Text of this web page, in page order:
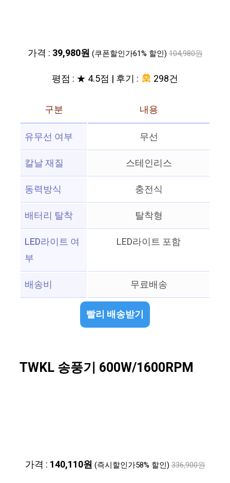
가격 : 39,980원 (쿠폰할인가61% 할인) 104,980원
평점 : ★ 4.5점 | 후기 : 298건
구분
내용
유무선 여부
무선
칼날 재질
스테인리스
동력방식
충전식
배터리 탈착
탈착형
LED라이트 여
부
LED라이트 포함
배송비 무료배송
빨리 배송받기
TWKL 송풍기 600W/1600RPM
가격 : 140,110원 (즉시할인가58% 할인) 336,900원